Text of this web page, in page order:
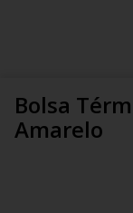
Bolsa
Amarelo